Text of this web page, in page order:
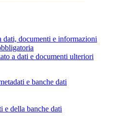
dati, documenti e informazioni
a dati e documenti ulteriori
e banche dati
e della banche dati